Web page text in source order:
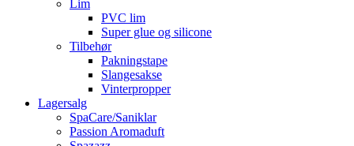
Lim
PVC lim
Super glue og silicone
Tilbehør
Pakningstape
Slangesakse
Vinterpropper
Lagersalg
SpaCare/Saniklar
Passion Aromaduft